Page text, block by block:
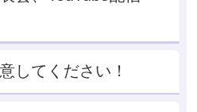
してください！